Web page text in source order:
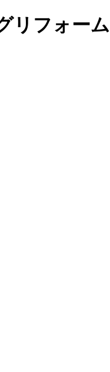
リフォーム